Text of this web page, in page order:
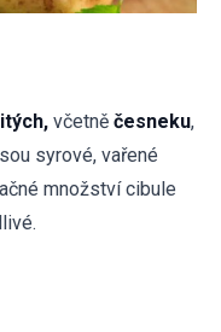
včetně česneku,
syrové, vařené
množství cibule